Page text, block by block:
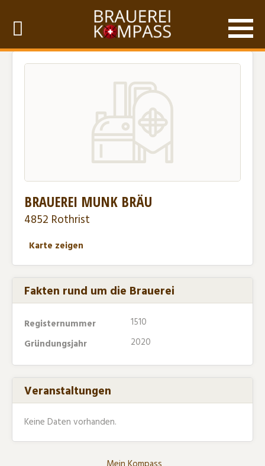
BRAUEREI MUNK BRÄU
4852 Rothrist
Karte zeigen
Fakten rund um die Brauerei
Registernummer
1510
Gründungsjahr
2020
Veranstaltungen
Keine Daten vorhanden.